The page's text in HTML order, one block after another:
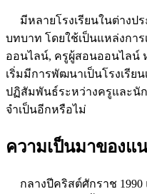
มีหลายโรงเรียนในต่างปร
บทบาท โดยใช้เป็นแหล่งกา
ออนไลน์, ครูผู้สอนออนไลน์
เริ่มมีการพัฒนาเป็นโรงเรีย
ปฏิสัมพันธ์ระหว่างครูและนั
จำเป็นอีกหรือไม่
ความเป็นมาของแ
กลางปีคริสต์ศักราช 1990